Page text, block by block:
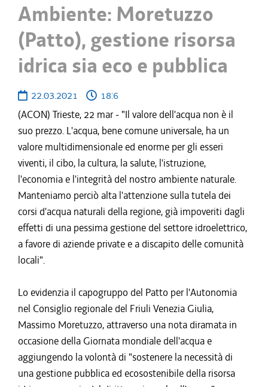
Ambiente: Moretuzzo
(Patto), gestione risorsa
idrica sia eco e pubblica
22.03.2021
18:6
(ACON) Trieste, 22 mar - "Il valore dell'acqua non è il
suo prezzo. L'acqua, bene comune universale, ha un
valore multidimensionale ed enorme per gli esseri
viventi, il cibo, la cultura, la salute, l'istruzione,
l'economia e l'integrità del nostro ambiente naturale.
Manteniamo perciò alta l'attenzione sulla tutela dei
corsi d'acqua naturali della regione, già impoveriti dagli
effetti di una pessima gestione del settore idroelettrico,
a favore di aziende private e a discapito delle comunità
locali".
Lo evidenzia il capogruppo del Patto per l'Autonomia
nel Consiglio regionale del Friuli Venezia Giulia,
Massimo Moretuzzo, attraverso una nota diramata in
occasione della Giornata mondiale dell'acqua e
aggiungendo la volontà di "sostenere la necessità di
una gestione pubblica ed ecosostenibile della risorsa